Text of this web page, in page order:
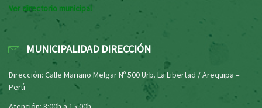
Ver directorio municipal
MUNICIPALIDAD DIRECCIÓN
Dirección: Calle Mariano Melgar Nº 500 Urb. La Libertad / Arequipa –
Perú